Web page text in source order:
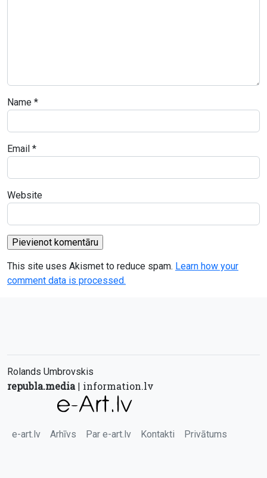
Name *
Email *
Website
This site uses Akismet to reduce spam. Learn how your
comment data is processed.
Rolands Umbrovskis
republa.media| information.lv
e-art.lv Arhīvs Par e-art.lv Kontakti Privātums